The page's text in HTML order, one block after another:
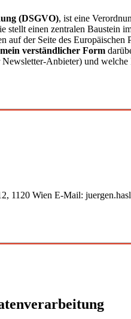
(DSGVO), ist eine
stellt einen zentralen Baustein
auf der Seite des Europäischen
verständlicher Form
Anbieter) und
1120 Wien E-Mail: